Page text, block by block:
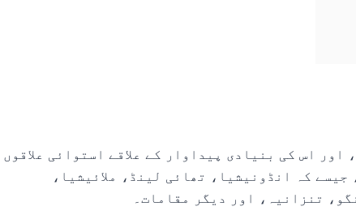
اس کی بنیادی پیداوار کے علاقے استوائی علاقوں
جیسے کہ انڈونیشیا، تھائی لینڈ، ملائیشیا،
تنزانیہ، اور دیگر مقامات۔